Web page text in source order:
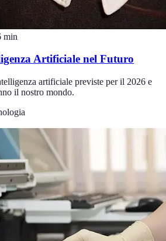
min
Artificiale nel Futuro
artificiale previste per il 2026 e
il nostro mondo.